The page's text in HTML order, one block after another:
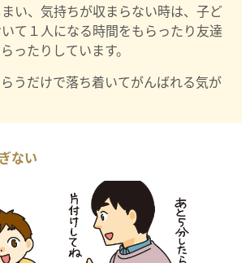
い、気持ちが収まらない時は、子ど
て１人になる時間をもらったり友達
ったりしています。
うだけで落ち着いてがんばれる気が
ない